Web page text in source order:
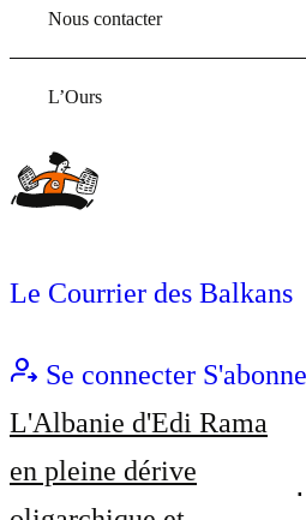
Nous contacter
L’Ours
Le Courrier des Balkans
Se connecter
L'Albanie d'Edi Rama
en pleine dérive